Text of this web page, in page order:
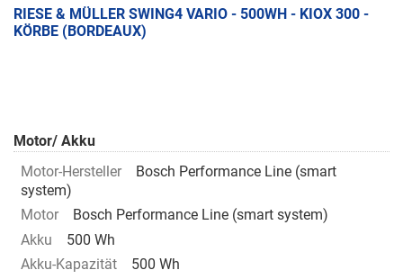
RIESE & MÜLLER SWING4 VARIO - 500WH - KIOX 300 -
KÖRBE (BORDEAUX)
Motor/ Akku
Motor-Hersteller
Bosch Performance Line (smart
system)
Motor
Bosch Performance Line (smart system)
Akku
500 Wh
Akku-Kapazität
500 Wh